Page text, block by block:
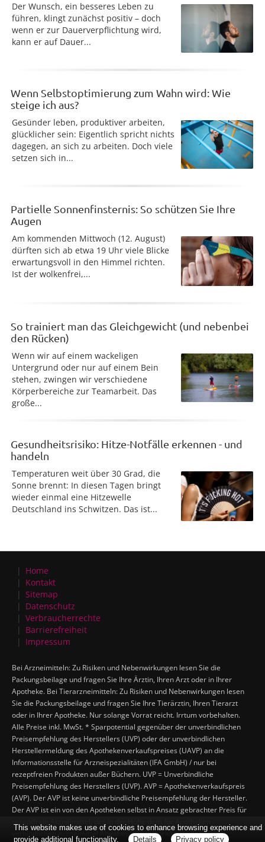
Der Wunsch, ein besseres Leben zu
führen, klingt zunächst positiv – doch
wenn er zur Dauerverpflichtung wird,
kann er auf Dauer...
Wenn Selbstoptimierung zum Wahn wird: Wie
steige ich aus?
Gesünder leben, produktiver arbeiten,
glücklicher sein: Eigentlich spricht nichts
dagegen, an sich zu arbeiten. Doch viele
setzen sich in...
Partielle Sonnenfinsternis: So schützen Sie Ihre
Augen
Am kommenden Mittwoch (12. August)
dürften sich ab etwa 19 Uhr viele Blicke
erwartungsvoll in den Himmel richten.
Ist der wolkenfrei,...
So trainiert man das Gleichgewicht (und nebenbei
den Rücken)
Wenn wir auf einem wackeligen
Untergrund oder nur auf einem Bein
stehen, zwingen wir verschiedene
Körperbereiche zur Teamarbeit. Das
große...
Gesundheitsrisiko: Hitze-Notfälle erkennen - und
handeln
Temperaturen weit über 30 Grad, die
Sonne brennt: In diesen Tagen bringt
wieder einmal eine Hitzewelle
Deutschland ins Schwitzen. Das ist...
Home
Kontakt
Sitemap
Datenschutz
Verbraucherrechte
Barrierefreiheit
Impressum
Bei Arzneimitteln: Zu Risiken und Nebenwirkungen lesen Sie die
Packungsbeilage und fragen Sie Ihre Ärztin, Ihren Arzt oder in Ihrer
Apotheke. Bei Tierarzneimitteln: Zu Risiken und Nebenwirkungen lesen
Sie die Packungsbeilage und fragen Sie Ihre Tierärztin, Ihren Tierarzt
oder in Ihrer Apotheke. Nur solange Vorrat reicht. Irrtum vorbehalten.
Alle Preise inkl. MwSt. * Sparpotential gegenüber der unverbindlichen
Preisempfehlung des Herstellers (UVP) oder der unverbindlichen
Herstellermeldung des Apothekenverkaufspreises (UAVP) an die
Informationsstelle für Arzneispezialitäten (IFA GmbH) / nur bei
rezeptfreien Produkten außer Büchern. UVP = Unverbindliche
Preisempfehlung des Herstellers (UVP). AVP = Apothekenverkaufspreis
(AVP). Der AVP ist keine unverbindliche Preisempfehlung der Hersteller.
Der AVP ist ein von den Apotheken selbst in Ansatz gebrachter Preis für
verbindlichen Arzneimittel Abgabepreis entspricht, zu dem eine
This website makes use of cookies to enhance browsing experience and
provide additional functionality.
Details Privacy policy